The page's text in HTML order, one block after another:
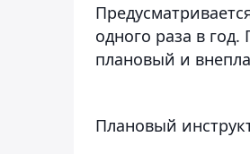
одного раза в
плановый и
Плановый